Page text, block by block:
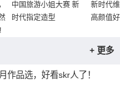
中国旅游小姐大赛 新
时代指定造型
新时代
高颜值
+ 更多
作品选，好看skr人了！